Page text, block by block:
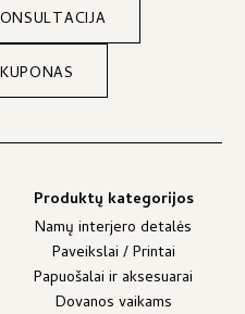
Produktų kategorijos
Namų interjero detalės
Paveikslai / Printai
Papuošalai ir aksesuarai
Dovanos vaikams